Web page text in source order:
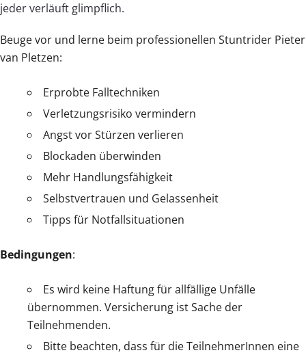
jeder verläuft glimpflich.
Beuge vor und lerne beim professionellen Stuntrider Pieter
van Pletzen:
Erprobte Falltechniken
Verletzungsrisiko vermindern
Angst vor Stürzen verlieren
Blockaden überwinden
Mehr Handlungsfähigkeit
Selbstvertrauen und Gelassenheit
Tipps für Notfallsituationen
Bedingungen:
Es wird keine Haftung für allfällige Unfälle
übernommen. Versicherung ist Sache der
Teilnehmenden.
Bitte beachten, dass für die TeilnehmerInnen eine